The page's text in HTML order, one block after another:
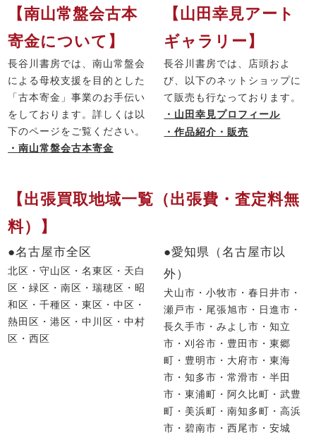
【南山常盤会古本
寄金について】
長谷川書房では、南山常盤会
による母校支援を目的とした
「古本寄金」事業のお手伝い
をしております。詳しくは以
下のページをご覧ください。
・南山常盤会古本寄金
【山田幸見アート
ギャラリー】
長谷川書房では、店頭およ
び、以下のネットショップに
て販売も行なっております。
・山田幸見プロフィール
・作品紹介・販売
【出張買取地域一覧（出張費・査定料無
料）】
●名古屋市全区
北区・守山区・名東区・天白
区・緑区・南区・瑞穂区・昭
和区・千種区・東区・中区・
熱田区・港区・中川区・中村
区・西区
●愛知県（名古屋市以
外）
犬山市・小牧市・春日井市・
瀬戸市・尾張旭市・日進市・
長久手市・みよし市・知立
市・刈谷市・豊田市・東郷
町・豊明市・大府市・東海
市・知多市・常滑市・半田
市・東浦町・阿久比町・武豊
町・美浜町・南知多町・高浜
市・碧南市・西尾市・安城